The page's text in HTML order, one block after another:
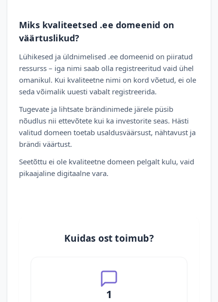
Miks kvaliteetsed .ee domeenid on
väärtuslikud?
Lühikesed ja üldnimelised .ee domeenid on piiratud
ressurss – iga nimi saab olla registreeritud vaid ühel
omanikul. Kui kvaliteetne nimi on kord võetud, ei ole
seda võimalik uuesti vabalt registreerida.
Tugevate ja lihtsate brändinimede järele püsib
nõudlus nii ettevõtete kui ka investorite seas. Hästi
valitud domeen toetab usaldusväärsust, nähtavust ja
brändi väärtust.
Seetõttu ei ole kvaliteetne domeen pelgalt kulu, vaid
pikaajaline digitaalne vara.
Kuidas ost toimub?
1